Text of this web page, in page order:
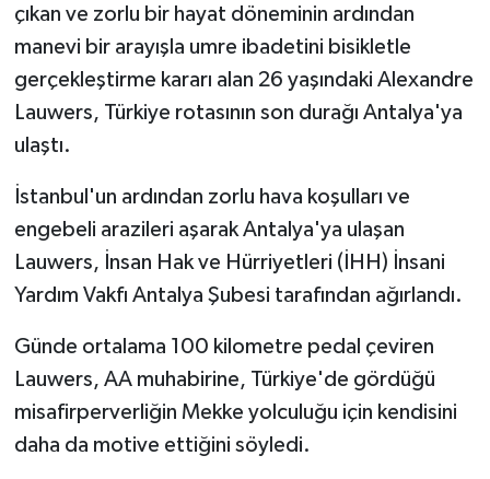
çıkan ve zorlu bir hayat döneminin ardından
manevi bir arayışla umre ibadetini bisikletle
gerçekleştirme kararı alan 26 yaşındaki Alexandre
Lauwers, Türkiye rotasının son durağı Antalya'ya
ulaştı.
İstanbul'un ardından zorlu hava koşulları ve
engebeli arazileri aşarak Antalya'ya ulaşan
Lauwers, İnsan Hak ve Hürriyetleri (İHH) İnsani
Yardım Vakfı Antalya Şubesi tarafından ağırlandı.
Günde ortalama 100 kilometre pedal çeviren
Lauwers, AA muhabirine, Türkiye'de gördüğü
misafirperverliğin Mekke yolculuğu için kendisini
daha da motive ettiğini söyledi.